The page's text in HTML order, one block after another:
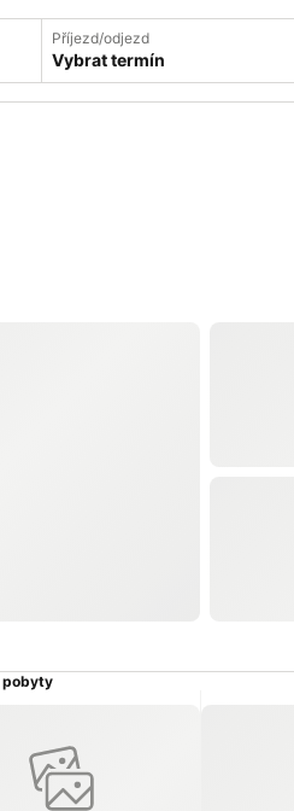
Příjezd/odjezd
Vybrat termín
pobyty